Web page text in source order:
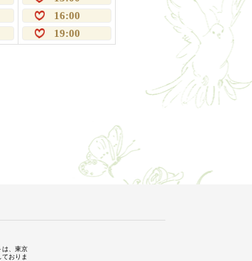
16:00
19:00
は、東京
おりま